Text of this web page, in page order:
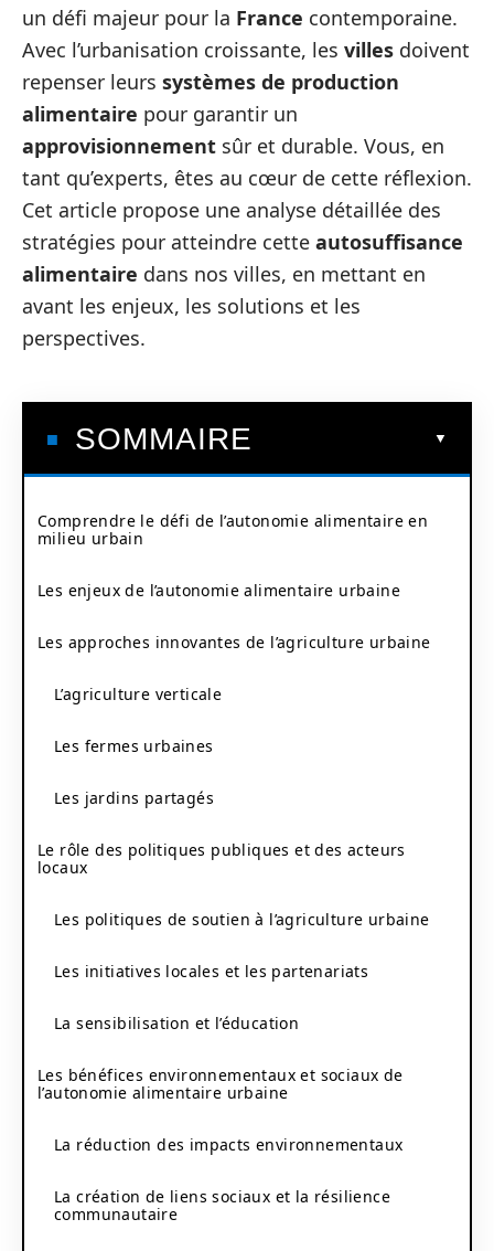
un défi majeur pour la France contemporaine.
Avec l’urbanisation croissante, les villes doivent
repenser leurs systèmes de production
alimentaire pour garantir un
approvisionnement sûr et durable. Vous, en
tant qu’experts, êtes au cœur de cette réflexion.
Cet article propose une analyse détaillée des
stratégies pour atteindre cette autosuffisance
alimentaire dans nos villes, en mettant en
avant les enjeux, les solutions et les
perspectives.
SOMMAIRE
Comprendre le défi de l’autonomie alimentaire en
milieu urbain
Les enjeux de l’autonomie alimentaire urbaine
Les approches innovantes de l’agriculture urbaine
L’agriculture verticale
Les fermes urbaines
Les jardins partagés
Le rôle des politiques publiques et des acteurs
locaux
Les politiques de soutien à l’agriculture urbaine
Les initiatives locales et les partenariats
La sensibilisation et l’éducation
Les bénéfices environnementaux et sociaux de
l’autonomie alimentaire urbaine
La réduction des impacts environnementaux
La création de liens sociaux et la résilience
communautaire